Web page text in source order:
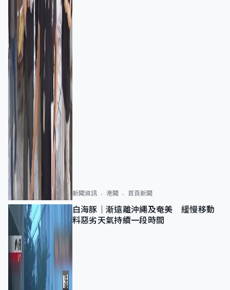
新聞資訊 港聞 首頁新聞
白海豚｜漸遠離沖繩及奄美 緩慢移動
料惡劣天氣持續一段時間